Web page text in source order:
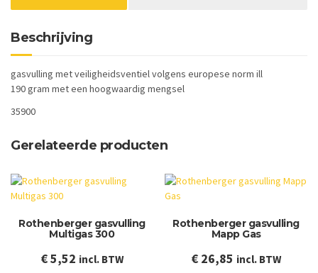
Beschrijving
gasvulling met veiligheidsventiel volgens europese norm ill
190 gram met een hoogwaardig mengsel
35900
Gerelateerde producten
Rothenberger gasvulling
Multigas 300
€5,52 incl. BTW
Rothenberger gasvulling
Mapp Gas
€ 26,85 incl. BTW